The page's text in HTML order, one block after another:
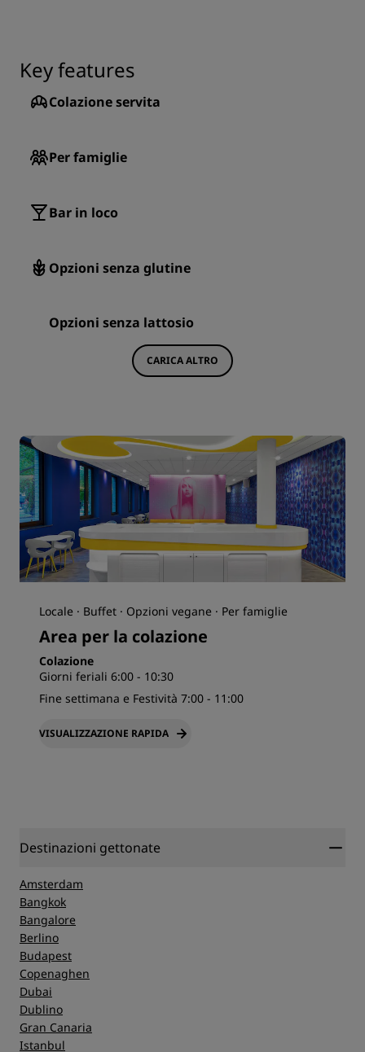
Key features
Colazione servita
Per famiglie
Bar in loco
Opzioni senza glutine
Opzioni senza lattosio
CARICA ALTRO
Locale · Buffet · Opzioni vegane · Per famiglie
Area per la colazione
Colazione
Giorni feriali 6:00 - 10:30
Fine settimana e Festività 7:00 - 11:00
VISUALIZZAZIONE RAPIDA
Destinazioni gettonate
Amsterdam
Bangkok
Bangalore
Berlino
Budapest
Copenaghen
Dubai
Dublino
Gran Canaria
Istanbul